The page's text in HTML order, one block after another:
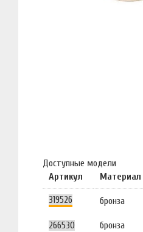
Доступные модели
Артикул
Материал
319526 бронза
266530 бронза